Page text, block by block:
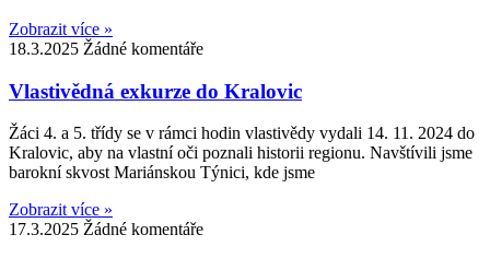
Zobrazit více »
18.3.2025 Žádné komentáře
Vlastivědná exkurze do Kralovic
Žáci 4. a 5. třídy se v rámci hodin vlastivědy vydali 14. 11. 2024 do
Kralovic, aby na vlastní oči poznali historii regionu. Navštívili jsme
barokní skvost Mariánskou Týnici, kde jsme
Zobrazit více »
17.3.2025 Žádné komentáře